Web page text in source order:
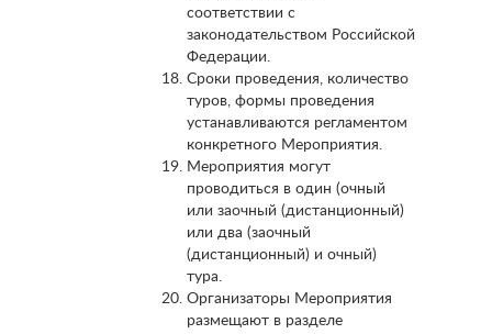
соответствии с
законодательством Российской
Федерации.
Сроки проведения, количество
туров, формы проведения
устанавливаются регламентом
конкретного Мероприятия.
Мероприятия могут
проводиться в один (очный
или заочный (дистанционный)
или два (заочный
(дистанционный) и очный)
тура.
Организаторы Мероприятия
размещают в разделе